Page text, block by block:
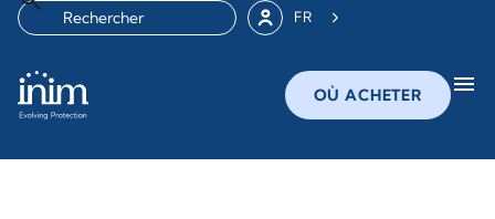
FR
OÙ ACHETER menu